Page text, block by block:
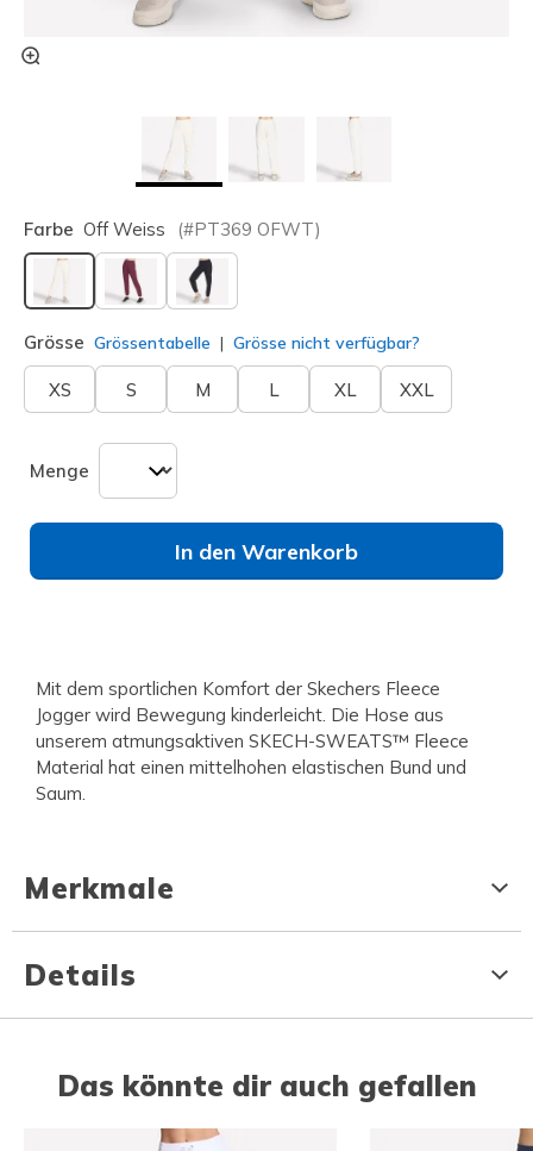
Farbe Off Weiss (#PT369 OFWT)
ausgewählt
Grösse Grössentabelle Grösse nicht verfügbar?
XS S M L XL XXL
Menge
In den Warenkorb
Mit dem sportlichen Komfort der Skechers Fleece
Jogger wird Bewegung kinderleicht. Die Hose aus
unserem atmungsaktiven SKECH-SWEATS™ Fleece
Material hat einen mittelhohen elastischen Bund und
Saum.
Merkmale
Details
Das könnte dir auch gefallen